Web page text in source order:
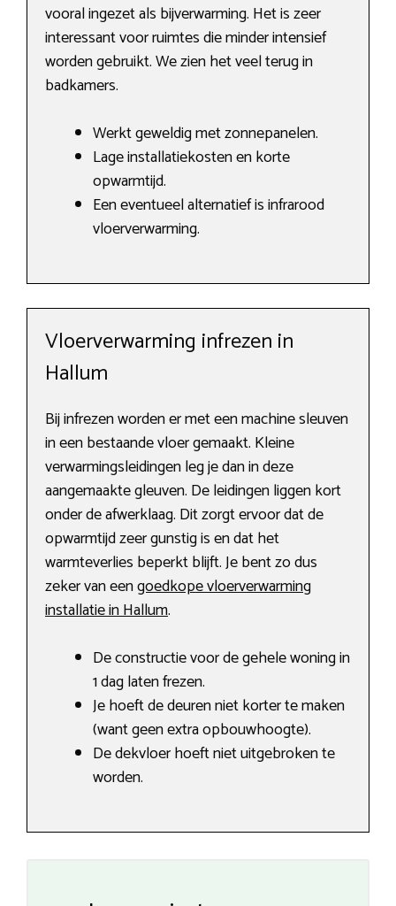
vooral ingezet als bijverwarming. Het is zeer
interessant voor ruimtes die minder intensief
worden gebruikt. We zien het veel terug in
badkamers.
Werkt geweldig met zonnepanelen.
Lage installatiekosten en korte
opwarmtijd.
Een eventueel alternatief is infrarood
vloerverwarming.
Vloerverwarming infrezen in
Hallum
Bij infrezen worden er met een machine sleuven
in een bestaande vloer gemaakt. Kleine
verwarmingsleidingen leg je dan in deze
aangemaakte gleuven. De leidingen liggen kort
onder de afwerklaag. Dit zorgt ervoor dat de
opwarmtijd zeer gunstig is en dat het
warmteverlies beperkt blijft. Je bent zo dus
zeker van eengoedkope vloerverwarming
installatie in Hallum.
De constructie voor de gehele woning in
1 dag laten frezen.
Je hoeft de deuren niet korter te maken
(want geen extra opbouwhoogte).
De dekvloer hoeft niet uitgebroken te
worden.